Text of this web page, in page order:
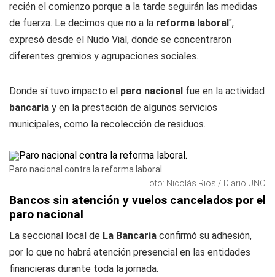
recién el comienzo porque a la tarde seguirán las medidas
de fuerza. Le decimos que no a la reforma laboral",
expresó desde el Nudo Vial, donde se concentraron
diferentes gremios y agrupaciones sociales.
Donde sí tuvo impacto el paro nacional fue en la actividad
bancaria y en la prestación de algunos servicios
municipales, como la recolección de residuos.
Paro nacional contra la reforma laboral.
Foto: Nicolás Rios / Diario UNO
Bancos sin atención y vuelos cancelados por el
paro nacional
La seccional local de La Bancaria confirmó su adhesión,
por lo que no habrá atención presencial en las entidades
financieras durante toda la jornada.